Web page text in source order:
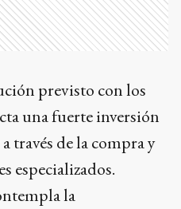
previsto con los
una fuerte inversión
través de la compra y
especializados.
la